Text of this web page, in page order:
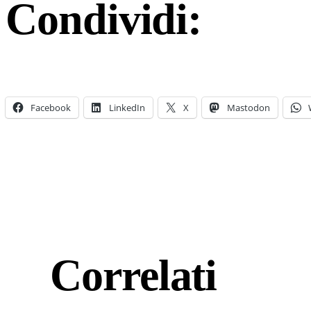
Condividi:
Facebook LinkedIn X Mastodon
Correlati